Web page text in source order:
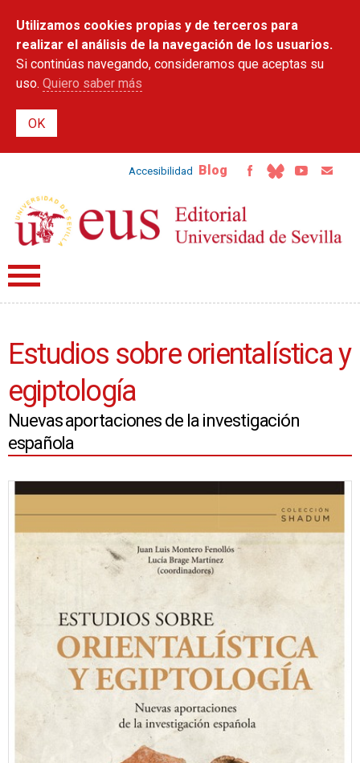
contenido
principal
Utilizamos cookies propias y de terceros para
realizar el análisis de la navegación de los usuarios.
Si continúas navegando, consideramos que aceptas su
uso. Quiero saber más
Accesibilidad Blog
Estudios sobre orientalística y
egiptología
Nuevas aportaciones de la investigación
española